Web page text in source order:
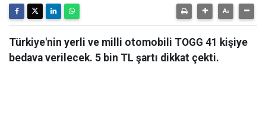
Türkiye'nin yerli ve milli otomobili TOGG 41 kişiye
bedava verilecek. 5 bin TL şartı dikkat çekti.